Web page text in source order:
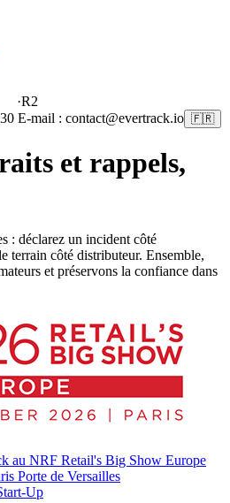
·R2
E-mail : contact@evertrack.io 🇫🇷
et rappels,
: déclarez un incident côté
terrain côté distributeur. Ensemble,
et préservons la confiance dans
au NRF Retail's Big Show Europe
Porte de Versailles
Up